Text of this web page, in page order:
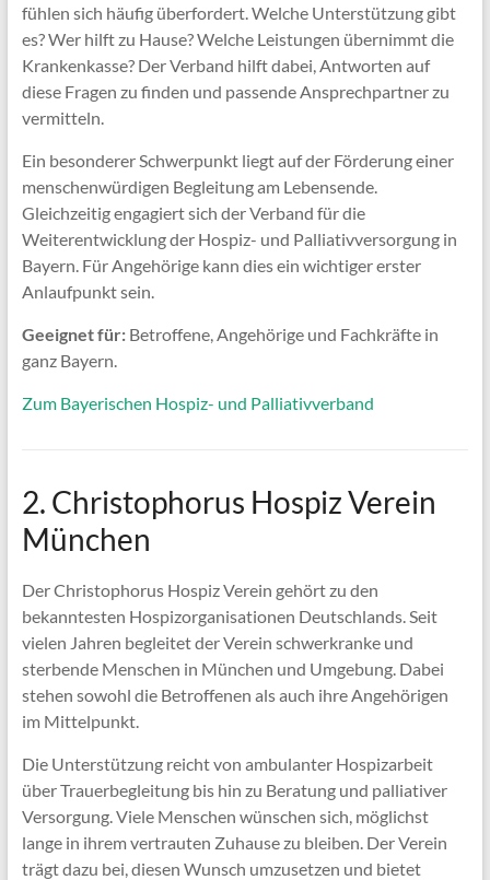
fühlen sich häufig überfordert. Welche Unterstützung gibt
es? Wer hilft zu Hause? Welche Leistungen übernimmt die
Krankenkasse? Der Verband hilft dabei, Antworten auf
diese Fragen zu finden und passende Ansprechpartner zu
vermitteln.
Ein besonderer Schwerpunkt liegt auf der Förderung einer
menschenwürdigen Begleitung am Lebensende.
Gleichzeitig engagiert sich der Verband für die
Weiterentwicklung der Hospiz- und Palliativversorgung in
Bayern. Für Angehörige kann dies ein wichtiger erster
Anlaufpunkt sein.
Geeignet für:Betroffene, Angehörige und Fachkräfte in
ganz Bayern.
Zum Bayerischen Hospiz- und Palliativverband
2. Christophorus Hospiz Verein
München
Der Christophorus Hospiz Verein gehört zu den
bekanntesten Hospizorganisationen Deutschlands. Seit
vielen Jahren begleitet der Verein schwerkranke und
sterbende Menschen in München und Umgebung. Dabei
stehen sowohl die Betroffenen als auch ihre Angehörigen
im Mittelpunkt.
Die Unterstützung reicht von ambulanter Hospizarbeit
über Trauerbegleitung bis hin zu Beratung und palliativer
Versorgung. Viele Menschen wünschen sich, möglichst
lange in ihrem vertrauten Zuhause zu bleiben. Der Verein
trägt dazu bei, diesen Wunsch umzusetzen und bietet